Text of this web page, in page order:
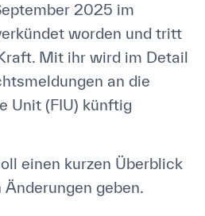
2025 im
worden und tritt
Mit ihr wird im Detail
an die
Unit (FIU) künftig
einen kurzen Überblick
geben.